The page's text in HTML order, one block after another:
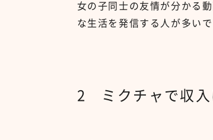
女の子同士の友情が分かる
な生活を発信する人が多いで
2 ミクチャで収入